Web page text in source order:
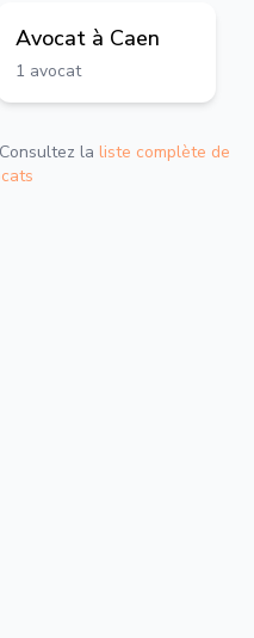
Avocat à Caen
1 avocat
la liste complète de